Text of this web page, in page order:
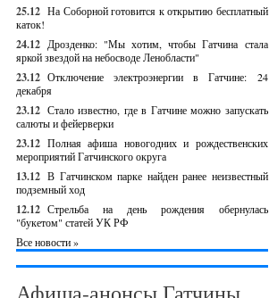
25.12 На Соборной готовится к открытию бесплатный
каток!
24.12 Дрозденко: "Мы хотим, чтобы Гатчина стала
яркой звездой на небосводе Ленобласти"
23.12 Отключение электроэнергии в Гатчине: 24
декабря
23.12 Стало известно, где в Гатчине можно запускать
салюты и фейерверки
23.12 Полная афиша новогодних и рождественских
мероприятий Гатчинского округа
13.12 В Гатчинском парке найден ранее неизвестный
подземный ход
12.12 Стрельба на день рождения обернулась
"букетом" статей УК РФ
Все новости »